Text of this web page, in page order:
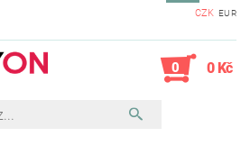
CZK EUR
0 0 Kč